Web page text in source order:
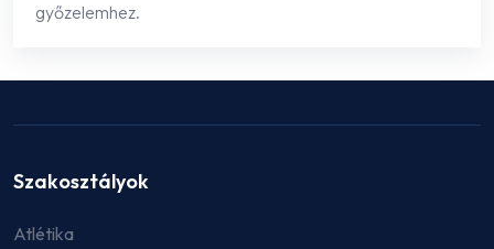
győzelemhez.
Szakosztályok
Atlétika